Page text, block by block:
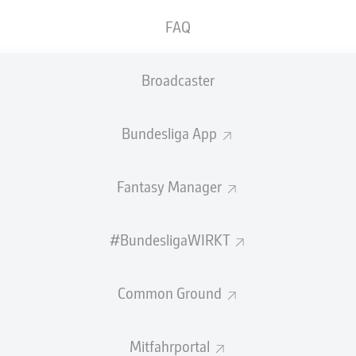
FAQ
Broadcaster
Bundesliga App
Fantasy Manager
#BundesligaWIRKT
Common Ground
Mitfahrportal
ZUSAMMENFASSUNG